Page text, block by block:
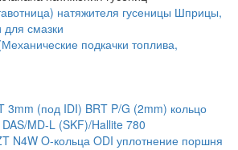
натяжителя гусеницы Шприцы,
для смазки
подкачки топлива,
3mm (под IDI) BRT P/G (2mm) кольцо
DAS/MD-L (SKF)/Hallite 780
N4W O-кольца ODI уплотнение поршня